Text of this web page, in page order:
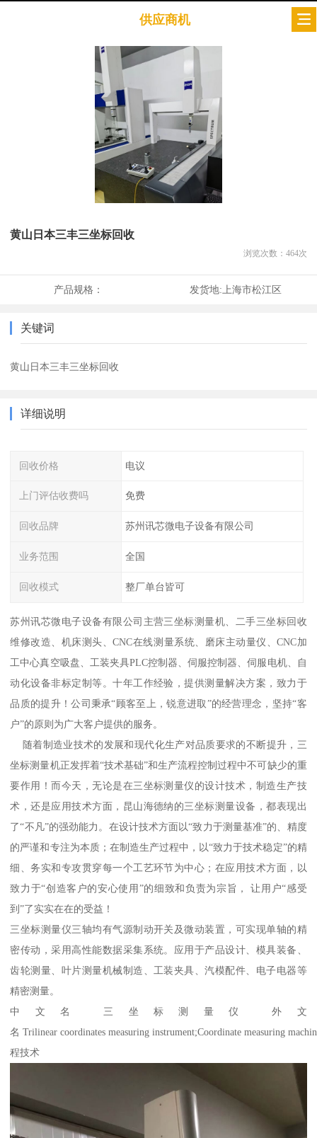
供应商机
黄山日本三丰三坐标回收
浏览次数： 464次
产品规格： 发货地:上海市松江区
关键词
黄山日本三丰三坐标回收
详细说明
回收价格 电议
上门评估收费吗 免费
回收品牌 苏州讯芯微电子设备有限公司
业务范围 全国
回收模式 整厂单台皆可
苏州讯芯微电子设备有限公司主营三坐标测量机、二手三坐标回收
维修改造、机床测头、CNC在线测量系统、磨床主动量仪、CNC加
工中心真空吸盘、工装夹具PLC控制器、伺服控制器、伺服电机、自
动化设备非标定制等。十年工作经验，提供测量解决方案，致力于
品质的提升！公司秉承“顾客至上，锐意进取”的经营理念，坚持“客
户”的原则为广大客户提供的服务。
随着制造业技术的发展和现代化生产对品质要求的不断提升，三
坐标测量机正发挥着“技术基础”和生产流程控制过程中不可缺少的重
要作用！而今天，无论是在三坐标测量仪的设计技术，制造生产技
术，还是应用技术方面，昆山海德纳的三坐标测量设备，都表现出
了“不凡”的强劲能力。在设计技术方面以“致力于测量基准”的、精度
的严谨和专注为本质；在制造生产过程中，以“致力于技术稳定”的精
细、务实和专攻贯穿每一个工艺环节为中心；在应用技术方面，以
致力于“创造客户的安心使用”的细致和负责为宗旨， 让用户“感受
到”了实实在在的受益！
三坐标测量仪三轴均有气源制动开关及微动装置，可实现单轴的精
密传动，采用高性能数据采集系统。应用于产品设计、模具装备、
齿轮测量、叶片测量机械制造、工装夹具、汽模配件、电子电器等
精密测量。
中文名 三坐标测量仪 外文
名 Trilinear coordinates measuring instrument;Coordinate
程技术